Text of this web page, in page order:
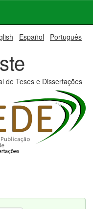
Español Português
de Teses e Dissertações